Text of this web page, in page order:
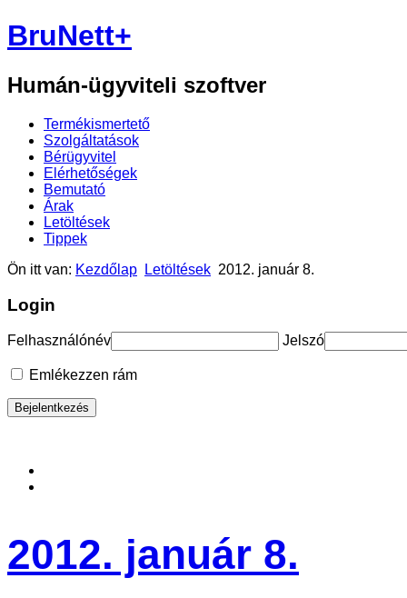
BruNett+
Humán-ügyviteli szoftver
Termékismertető
Szolgáltatások
Bérügyvitel
Elérhetőségek
Bemutató
Árak
Letöltések
Tippek
Ön itt van: Kezdőlap Letöltések 2012. január 8.
Login
Felhasználónév Jelszó
Emlékezzen rám
2012. január 8.